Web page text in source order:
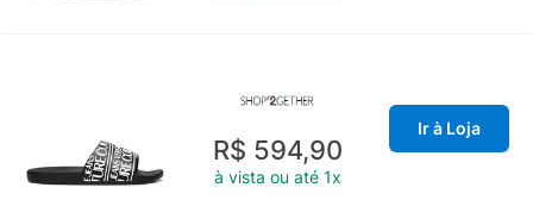
R$ 594,90
à vista ou até 1x
Ir à Loja